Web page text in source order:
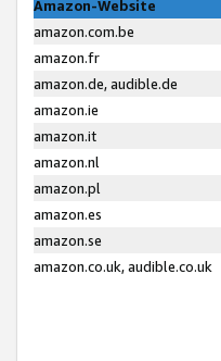
Amazon-Website
amazon.com.be
amazon.fr
amazon.de, audible.de
amazon.ie
amazon.it
amazon.nl
amazon.pl
amazon.es
amazon.se
amazon.co.uk, audible.co.uk